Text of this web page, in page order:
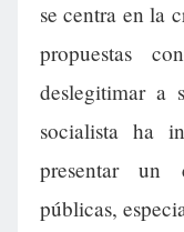
se centra en la
propuestas
deslegitimar a
socialista ha
presentar un
públicas,